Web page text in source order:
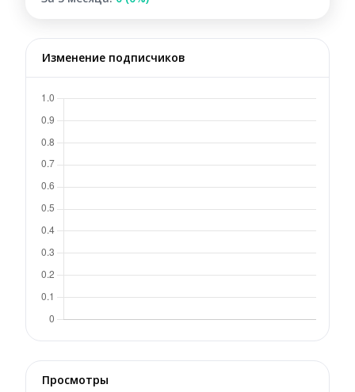
Изменение подписчиков
Просмотры